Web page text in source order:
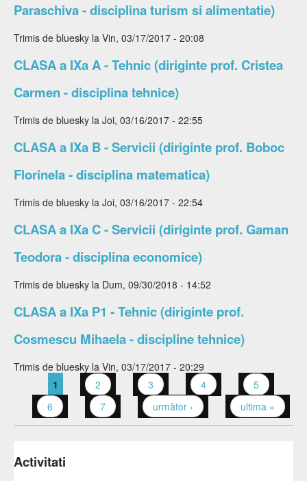
Paraschiva - disciplina turism si alimentatie)
Trimis de bluesky la Vin, 03/17/2017 - 20:08
CLASA a IXa A - Tehnic (diriginte prof. Cristea
Carmen - disciplina tehnice)
Trimis de bluesky la Joi, 03/16/2017 - 22:55
CLASA a IXa B - Servicii (diriginte prof. Boboc
Florinela - disciplina matematica)
Trimis de bluesky la Joi, 03/16/2017 - 22:54
CLASA a IXa C - Servicii (diriginte prof. Gaman
Teodora - disciplina economice)
Trimis de bluesky la Dum, 09/30/2018 - 14:52
CLASA a IXa P1 - Tehnic (diriginte prof.
Cosmescu Mihaela - discipline tehnice)
Trimis de bluesky la Vin, 03/17/2017 - 20:29
Pagini 1 2 3 4
5
6
7 următor › ultima »
Activitati